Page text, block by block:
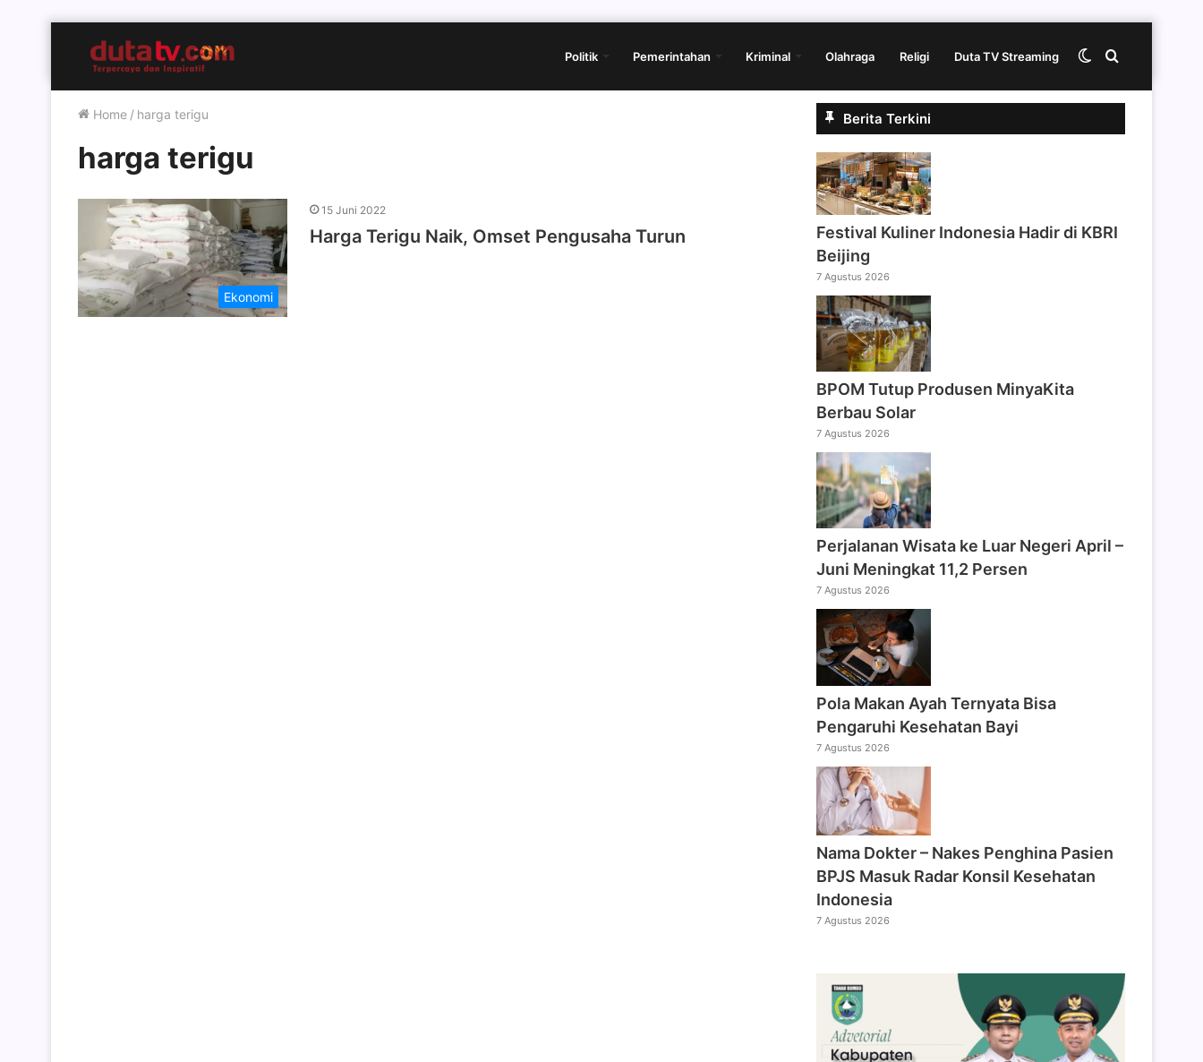
Politik Pemerintahan Kriminal Olahraga Religi Duta TV Streaming Cari
Switch
Home / harga terigu
harga terigu
Ekonomi
15 Juni 2022
Harga Terigu Naik, Omset Pengusaha Turun
Berita Terkini
Festival Kuliner Indonesia Hadir di KBRI
Beijing
7 Agustus 2026
BPOM Tutup Produsen MinyaKita
Berbau Solar
7 Agustus 2026
Perjalanan Wisata ke Luar Negeri April –
Juni Meningkat 11,2 Persen
7 Agustus 2026
Pola Makan Ayah Ternyata Bisa
Pengaruhi Kesehatan Bayi
7 Agustus 2026
Nama Dokter – Nakes Penghina Pasien
BPJS Masuk Radar Konsil Kesehatan
Indonesia
7 Agustus 2026